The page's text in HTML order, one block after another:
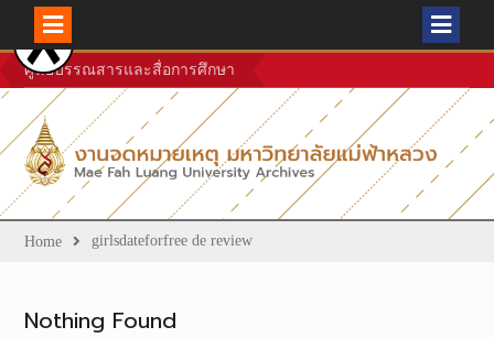
Skip
to
content
ศูนย์บรรณสารและสื่อการศึกษา
Home girlsdateforfree de review
Nothing Found